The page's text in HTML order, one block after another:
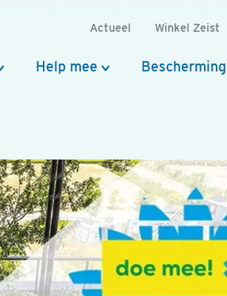
Actueel Winkel Zeist
Help mee Bescherming